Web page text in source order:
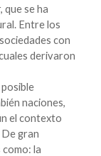
que se ha
Entre los
con
derivaron
naciones,
el contexto
gran
la